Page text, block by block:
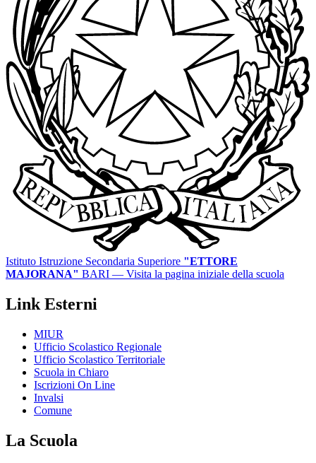
Istituto Istruzione Secondaria Superiore "ETTORE
MAJORANA" BARI — Visita la pagina iniziale della scuola
Link Esterni
MIUR
Ufficio Scolastico Regionale
Ufficio Scolastico Territoriale
Scuola in Chiaro
Iscrizioni On Line
Invalsi
Comune
La Scuola